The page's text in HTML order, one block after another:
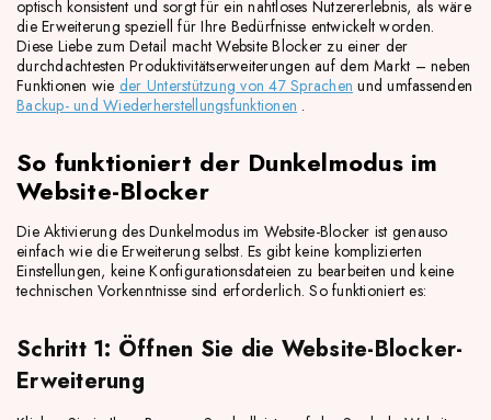
optisch konsistent und sorgt für ein nahtloses Nutzererlebnis, als wäre
die Erweiterung speziell für Ihre Bedürfnisse entwickelt worden.
Diese Liebe zum Detail macht Website Blocker zu einer der
durchdachtesten Produktivitätserweiterungen auf dem Markt – neben
Funktionen wie der Unterstützung von 47 Sprachen und umfassenden
Backup- und Wiederherstellungsfunktionen .
So funktioniert der Dunkelmodus im
Website-Blocker
Die Aktivierung des Dunkelmodus im Website-Blocker ist genauso
einfach wie die Erweiterung selbst. Es gibt keine komplizierten
Einstellungen, keine Konfigurationsdateien zu bearbeiten und keine
technischen Vorkenntnisse sind erforderlich. So funktioniert es:
Schritt 1: Öffnen Sie die Website-Blocker-
Erweiterung